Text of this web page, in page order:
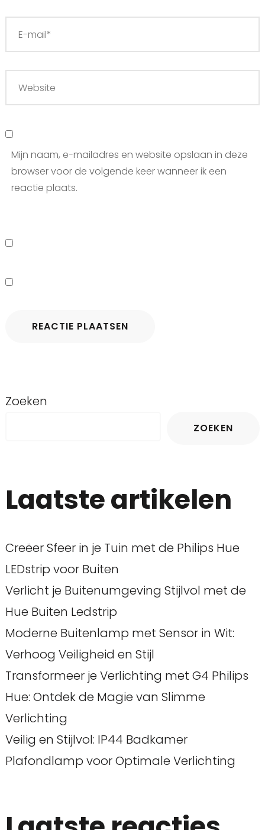
Mijn naam, e-mailadres en website opslaan in deze
browser voor de volgende keer wanneer ik een
reactie plaats.
Zoeken
ZOEKEN
Laatste artikelen
Creëer Sfeer in je Tuin met de Philips Hue
LEDstrip voor Buiten
Verlicht je Buitenumgeving Stijlvol met de
Hue Buiten Ledstrip
Moderne Buitenlamp met Sensor in Wit:
Verhoog Veiligheid en Stijl
Transformeer je Verlichting met G4 Philips
Hue: Ontdek de Magie van Slimme
Verlichting
Veilig en Stijlvol: IP44 Badkamer
Plafondlamp voor Optimale Verlichting